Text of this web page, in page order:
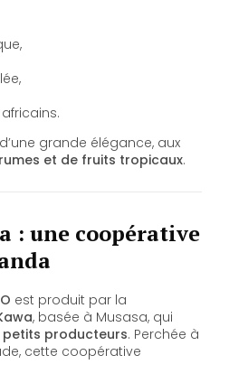
grande élégance, aux
et de fruits tropicaux.
: une coopérative
est produit par la
, basée à Musasa, qui
petits producteurs. Perchée à
cette coopérative